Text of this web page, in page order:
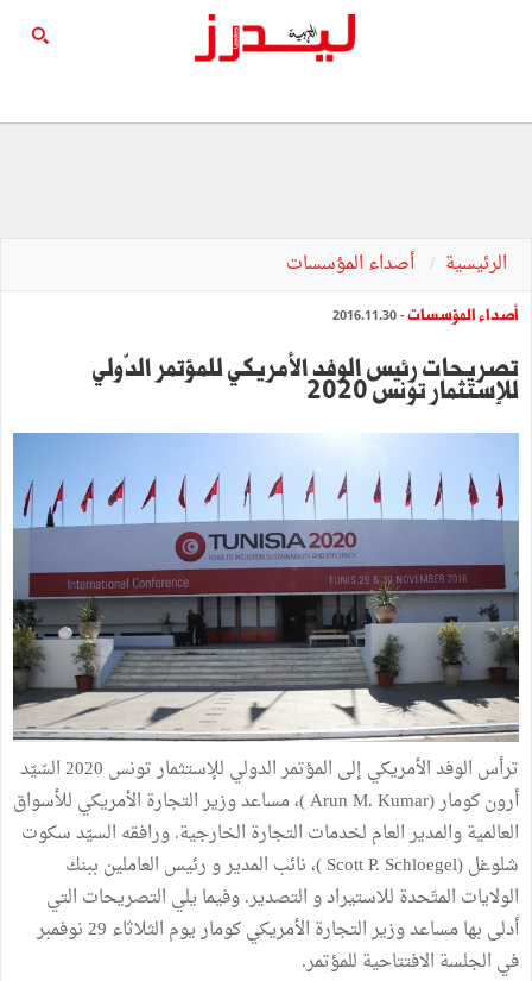
الرئيسية أصداء المؤسسات
أصداء المؤسسات- 2016.11.30
‏تصريحات رئيس الوفد الأمريكي للمؤتمر الدّولي
للإستثمار تونس 2020
ترأس الوفد الأمريكي إلى المؤتمر الدولي للإستثمار تونس 2020 السّيّد
أرون كومار (Arun M. Kumar)، مساعد وزير التجارة الأمريكي للأسواق
العالمية والمدير العام لخدمات التجارة الخارجية. ورافقه السيّد سكوت
شلوغل (Scott P. Schloegel)، نائب المدير و رئيس العاملين ببنك
الولايات المتّحدة للاستيراد و التصدير. وفيما يلي التصريحات التي
أدلى بها مساعد وزير التجارة الأمريكي كومار يوم الثلاثاء 29 نوفمبر
في الجلسة الافتتاحية للمؤتمر.